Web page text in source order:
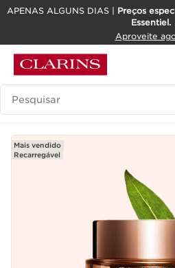
SALTAR PARA O CONTEÚDO
APENAS ALGUNS DIAS | Preços
Essentiel.
Aproveite
Pesquisar Legenda
Mais vendido
Recarregável